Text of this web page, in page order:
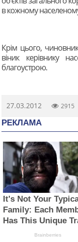
в кожному
Крім цього,
віник керівнику
благоустрою.
27.03.2012 2915
РЕКЛАМА
It's Not Your
Family: Each
Has This Unique
Brainberries